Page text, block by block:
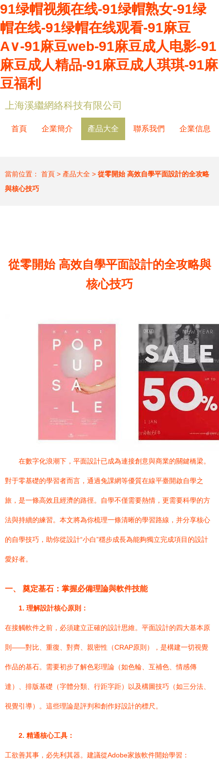
91绿帽视频在线-91绿帽熟女-91绿
帽在线-91绿帽在线观看-91麻豆
A∨-91麻豆web-91麻豆成人电影-91
麻豆成人精品-91麻豆成人琪琪-91麻
豆福利
上海溪繼網絡科技有限公司
首頁 企業簡介 產品大全 聯系我們 企業信息
當前位置： 首頁 > 產品大全 > 從零開始 高效自學平面設計的全攻略
與核心技巧
從零開始 高效自學平面設計的全攻略與
核心技巧
在數字化浪潮下，平面設計已成為連接創意與商業的關鍵橋梁。
對于零基礎的學習者而言，通過兔課網等優質在線平臺開啟自學之
旅，是一條高效且經濟的路徑。自學不僅需要熱情，更需要科學的方
法與持續的練習。本文將為你梳理一條清晰的學習路線，并分享核心
的自學技巧，助你從設計“小白”穩步成長為能夠獨立完成項目的設計
愛好者。
一、 奠定基石：掌握必備理論與軟件技能
1. 理解設計核心原則：
在接觸軟件之前，必須建立正確的設計思維。平面設計的四大基本原
則——對比、重復、對齊、親密性（CRAP原則），是構建一切視覺
作品的基石。需要初步了解色彩理論（如色輪、互補色、情感傳
達）、排版基礎（字體分類、行距字距）以及構圖技巧（如三分法、
視覺引導）。這些理論是評判和創作好設計的標尺。
2. 精通核心工具：
工欲善其事，必先利其器。建議從Adobe家族軟件開始學習：